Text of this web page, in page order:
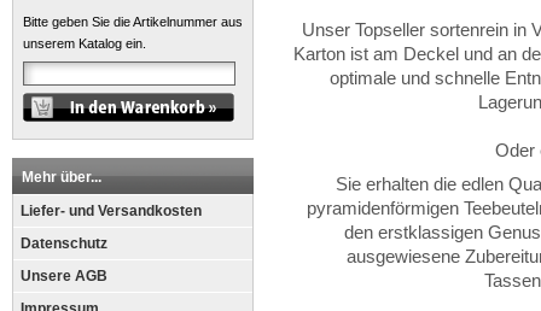
Bitte geben Sie die Artikelnummer aus
unserem Katalog ein.
Mehr über...
Liefer- und Versandkosten
Datenschutz
Unsere AGB
Unser Topseller sortenrein in
Karton ist am Deckel und an
optimale und schnelle
Oder
Sie erhalten die edlen
pyramidenförmigen
den erstklassigen
ausgewiesene